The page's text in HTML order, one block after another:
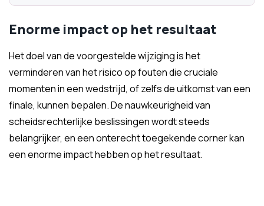
Enorme impact op het resultaat
Het doel van de voorgestelde wijziging is het
verminderen van het risico op fouten die cruciale
momenten in een wedstrijd, of zelfs de uitkomst van een
finale, kunnen bepalen. De nauwkeurigheid van
scheidsrechterlijke beslissingen wordt steeds
belangrijker, en een onterecht toegekende corner kan
een enorme impact hebben op het resultaat.